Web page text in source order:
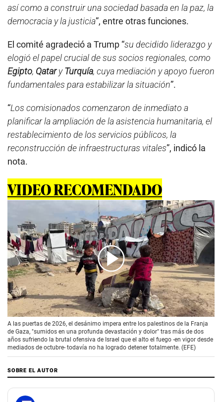
así como a construir una sociedad basada en la paz, la
democracia y la justicia”, entre otras funciones.
El comité agradeció a Trump “su decidido liderazgo y
elogió el papel crucial de sus socios regionales, como
Egipto, QataryTurquía, cuya mediación y apoyo fueron
fundamentales para estabilizar la situación”.
“Los comisionados comenzaron de inmediato a
planificar la ampliación de la asistencia humanitaria, el
restablecimiento de los servicios públicos, la
reconstrucción de infraestructuras vitales”, indicó la
nota.
VIDEO RECOMENDADO
00:00/01:41
A las puertas de 2026, el desánimo impera entre los palestinos de la Franja
de Gaza, "sumidos en una profunda devastación y dolor" tras más de dos
años sufriendo la brutal ofensiva de Israel que el alto el fuego -en vigor desde
mediados de octubre- todavía no ha logrado detener totalmente. (EFE)
SOBRE EL AUTOR